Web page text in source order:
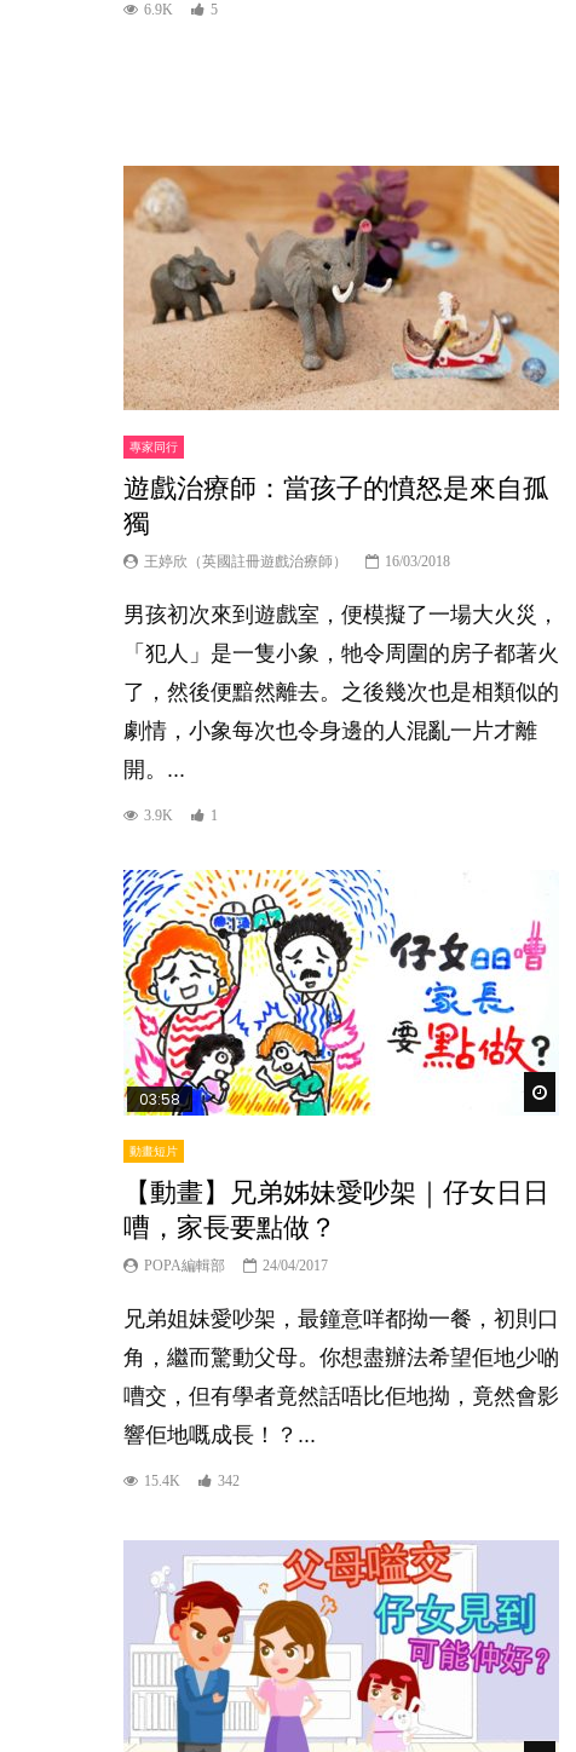
6.9K 5
專家同行
遊戲治療師：當孩子的憤怒是來自孤
獨
王婷欣（英國註冊遊戲治療師） 16/03/2018
男孩初次來到遊戲室，便模擬了一場大火災，
「犯人」是一隻小象，牠令周圍的房子都著火
了，然後便黯然離去。之後幾次也是相類似的
劇情，小象每次也令身邊的人混亂一片才離
開。...
3.9K 1
03:58
動畫短片
【動畫】兄弟姊妹愛吵架｜仔女日日
嘈，家長要點做？
POPA編輯部 24/04/2017
兄弟姐妹愛吵架，最鐘意咩都拗一餐，初則口
角，繼而驚動父母。你想盡辦法希望佢地少啲
嘈交，但有學者竟然話唔比佢地拗，竟然會影
響佢地嘅成長！？...
15.4K 342